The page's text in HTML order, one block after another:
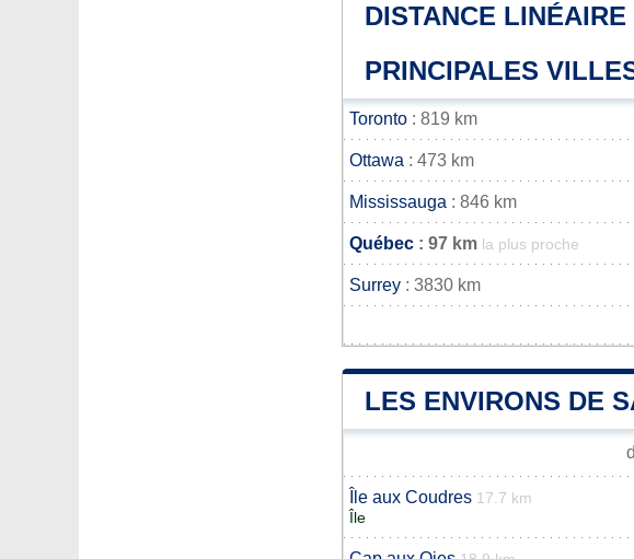
DISTANCE
PRINCIPALES
Toronto : 819 km
Ottawa : 473 km
Mississauga : 846 km
Québec : 97 km la plus proche
Surrey : 3830 km
LES ENVIRONS DE
Île aux Coudres 17.7 km
Île